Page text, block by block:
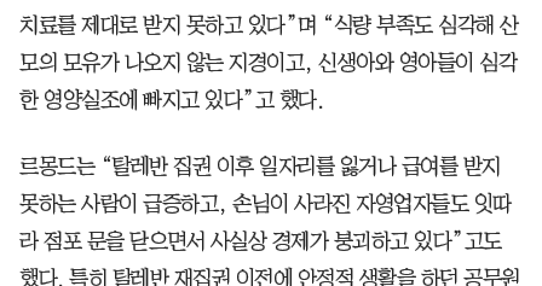
치료를 제대로 받지 못하고 있다”며 “식량 부족도 심각해 산
모의 모유가 나오지 않는 지경이고, 신생아와 영아들이 심각
한 영양실조에 빠지고 있다”고 했다.
르몽드는 “탈레반 집권 이후 일자리를 잃거나 급여를 받지
못하는 사람이 급증하고, 손님이 사라진 자영업자들도 잇따
라 점포 문을 닫으면서 사실상 경제가 붕괴하고 있다”고도
했다. 특히 탈레반 재집권 이전에 안정적 생활을 하던 공무원